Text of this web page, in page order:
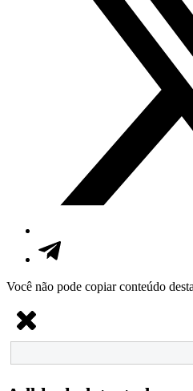
Você não pode copiar conteúdo